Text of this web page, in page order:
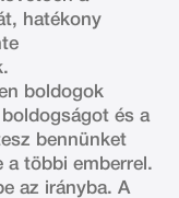
hatékony
boldogok
és a
bennünket
a többi emberrel.
az irányba. A